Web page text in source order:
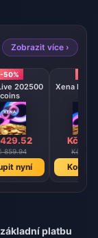
Zobrazit více ›
-50%
202500
coins
859.94
nyní
Xena Live
Kč
Kč
Koupit
základní platbu